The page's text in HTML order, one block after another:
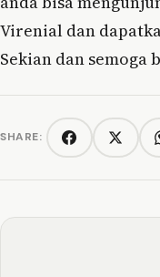
Virenial dan
Sekian dan semoga
SHARE: Facebook